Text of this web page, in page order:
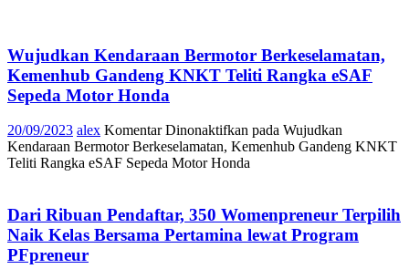
Wujudkan Kendaraan Bermotor Berkeselamatan,
Kemenhub Gandeng KNKT Teliti Rangka eSAF
Sepeda Motor Honda
20/09/2023 alex Komentar Dinonaktifkan pada Wujudkan
Kendaraan Bermotor Berkeselamatan, Kemenhub Gandeng KNKT
Teliti Rangka eSAF Sepeda Motor Honda
Dari Ribuan Pendaftar, 350 Womenpreneur Terpilih
Naik Kelas Bersama Pertamina lewat Program
PFpreneur